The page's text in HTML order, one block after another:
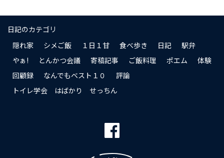
日記のカテゴリ
隠れ家
シメご飯 １日１甘 食べ歩き 日記
駅弁
やぁ!
とんかつ会議 寄稿記事 ご飯料理 ポエム
体験
回顧録
なんでもベスト１０
評論
トイレ学会 はばかり せっちん